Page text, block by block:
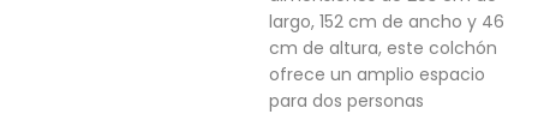
largo, 152 cm de ancho y 46
cm de altura, este colchón
ofrece un amplio espacio
para dos personas